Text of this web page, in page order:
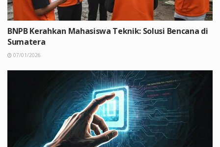
BNPB Kerahkan Mahasiswa Teknik: Solusi Bencana di
Sumatera
07/01/2026